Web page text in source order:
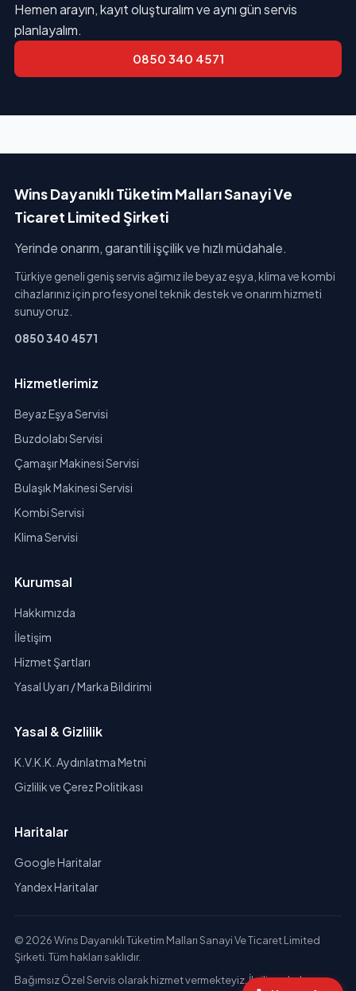
Hemen arayın, kayıt oluşturalım ve aynı gün servis
planlayalım.
0850 340 4571
Wins Dayanıklı Tüketim Malları Sanayi Ve
Ticaret Limited Şirketi
Yerinde onarım, garantili işçilik ve hızlı müdahale.
Türkiye geneli geniş servis ağımız ile beyaz eşya, klima ve kombi
cihazlarınız için profesyonel teknik destek ve onarım hizmeti
sunuyoruz.
0850 340 4571
Hizmetlerimiz
Beyaz Eşya Servisi
Buzdolabı Servisi
Çamaşır Makinesi Servisi
Bulaşık Makinesi Servisi
Kombi Servisi
Klima Servisi
Kurumsal
Hakkımızda
İletişim
Hizmet Şartları
Yasal Uyarı / Marka Bildirimi
Yasal & Gizlilik
K.V.K.K. Aydınlatma Metni
Gizlilik ve Çerez Politikası
Haritalar
Google Haritalar
Yandex Haritalar
© 2026 Wins Dayanıklı Tüketim Malları Sanayi Ve Ticaret Limited
Şirketi. Tüm hakları saklıdır.
Bağımsız Özel Servis olarak hizmet vermekteyiz. İlgili markaların